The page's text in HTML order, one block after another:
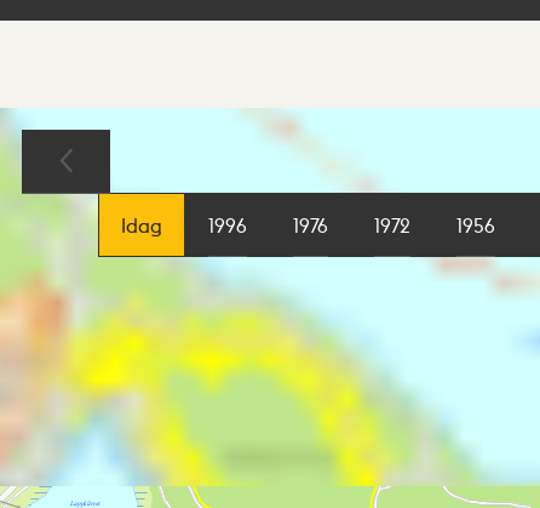
Karta
Idag 1996 1976 1972 1956